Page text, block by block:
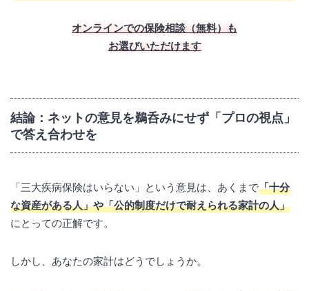
オンラインでの保険相談（無料）も
お選びいただけます
結論：ネットの意見を鵜呑みにせず「プロの視点」
で答え合わせを
「三大疾病保険はいらない」という意見は、あくまで「十分
な資産がある人」や「公的制度だけで耐えられる家計の人」
にとっての正解です。
しかし、あなたの家計はどうでしょうか。